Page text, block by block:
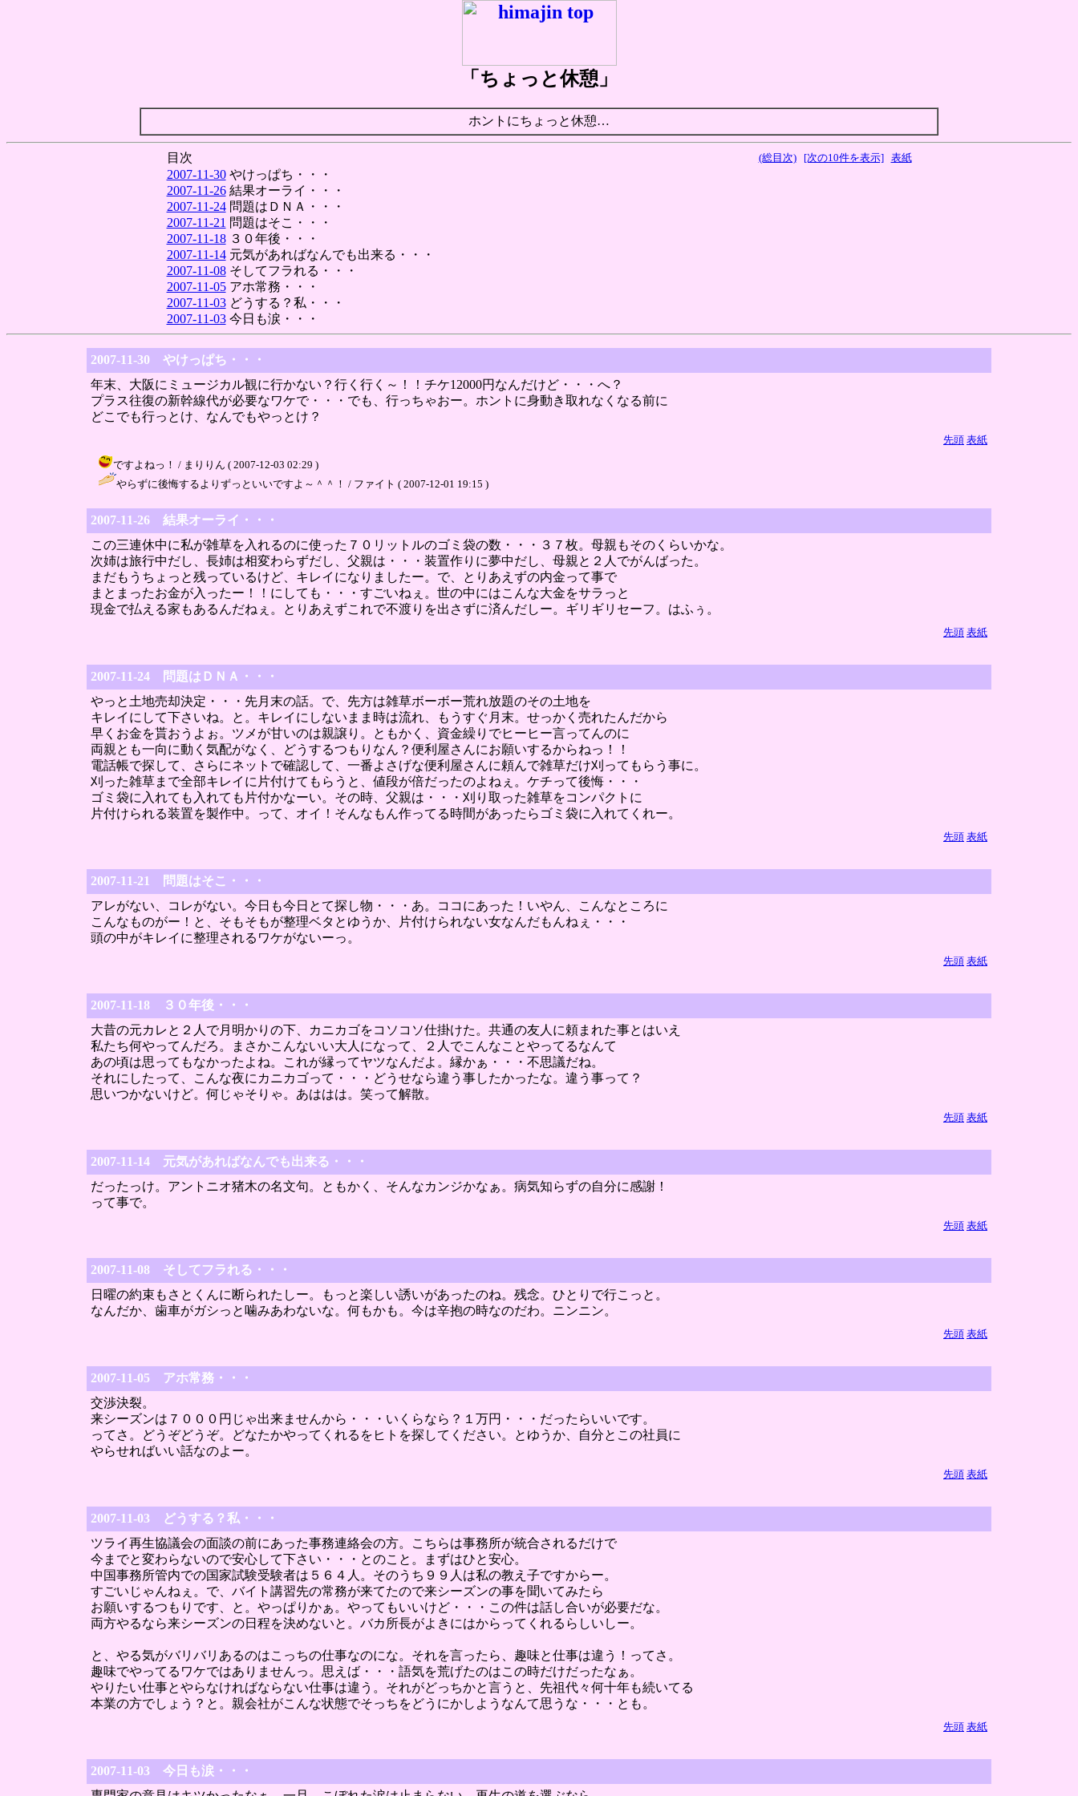
「ちょっと休憩」
ホントにちょっと休憩…
目次 (総目次) [次の10件を表示] 表紙
2007-11-30やけっぱち・・・
2007-11-26結果オーライ・・・
2007-11-24問題はＤＮＡ・・・
2007-11-21 問題はそこ・・・
2007-11-18３０年後・・・
2007-11-14元気があればなんでも出来る・・・
2007-11-08そしてフラれる・・・
2007-11-05アホ常務・・・
2007-11-03どうする？私・・・
2007-11-03今日も涙・・・
2007-11-30 やけっぱち・・・
年末、大阪にミュージカル観に行かない？行く行く～！！チケ12000円なんだけど・・・へ？
プラス往復の新幹線代が必要なワケで・・・でも、行っちゃおー。ホントに身動き取れなくなる前に
どこでも行っとけ、なんでもやっとけ？
先頭 表紙
ですよねっ！ / まりりん ( 2007-12-03 02:29 )
やらずに後悔するよりずっといいですよ～＾＾！ / ファイト ( 2007-12-01 19:15 )
2007-11-26 結果オーライ・・・
この三連休中に私が雑草を入れるのに使った７０リットルのゴミ袋の数・・・３７枚。母親もそのくらいかな。
次姉は旅行中だし、長姉は相変わらずだし、父親は・・・装置作りに夢中だし、母親と２人でがんばった。
まだもうちょっと残っているけど、キレイになりましたー。で、とりあえずの内金って事で
まとまったお金が入ったー！！にしても・・・すごいねぇ。世の中にはこんな大金をサラっと
現金で払える家もあるんだねぇ。とりあえずこれで不渡りを出さずに済んだしー。ギリギリセーフ。はふぅ。
先頭 表紙
2007-11-24 問題はＤＮＡ・・・
やっと土地売却決定・・・先月末の話。で、先方は雑草ボーボー荒れ放題のその土地を
キレイにして下さいね。と。キレイにしないまま時は流れ、もうすぐ月末。せっかく売れたんだから
早くお金を貰おうよぉ。ツメが甘いのは親譲り。ともかく、資金繰りでヒーヒー言ってんのに
両親とも一向に動く気配がなく、どうするつもりなん？便利屋さんにお願いするからねっ！！
電話帳で探して、さらにネットで確認して、一番よさげな便利屋さんに頼んで雑草だけ刈ってもらう事に。
刈った雑草まで全部キレイに片付けてもらうと、値段が倍だったのよねぇ。ケチって後悔・・・
ゴミ袋に入れても入れても片付かなーい。その時、父親は・・・刈り取った雑草をコンパクトに
片付けられる装置を製作中。って、オイ！そんなもん作ってる時間があったらゴミ袋に入れてくれー。
先頭 表紙
2007-11-21 問題はそこ・・・
アレがない、コレがない。今日も今日とて探し物・・・あ。ココにあった！いやん、こんなところに
こんなものがー！と、そもそもが整理ベタとゆうか、片付けられない女なんだもんねぇ・・・
頭の中がキレイに整理されるワケがないーっ。
先頭 表紙
2007-11-18 ３０年後・・・
大昔の元カレと２人で月明かりの下、カニカゴをコソコソ仕掛けた。共通の友人に頼まれた事とはいえ
私たち何やってんだろ。まさかこんないい大人になって、２人でこんなことやってるなんて
あの頃は思ってもなかったよね。これが縁ってヤツなんだよ。縁かぁ・・・不思議だね。
それにしたって、こんな夜にカニカゴって・・・どうせなら違う事したかったな。違う事って？
思いつかないけど。何じゃそりゃ。あははは。笑って解散。
先頭 表紙
2007-11-14 元気があればなんでも出来る・・・
だったっけ。アントニオ猪木の名文句。ともかく、そんなカンジかなぁ。病気知らずの自分に感謝！
って事で。
先頭 表紙
2007-11-08 そしてフラれる・・・
日曜の約束もさとくんに断られたしー。もっと楽しい誘いがあったのね。残念。ひとりで行こっと。
なんだか、歯車がガシっと噛みあわないな。何もかも。今は辛抱の時なのだわ。ニンニン。
先頭 表紙
2007-11-05 アホ常務・・・
交渉決裂。
来シーズンは７０００円じゃ出来ませんから・・・いくらなら？１万円・・・だったらいいです。
ってさ。どうぞどうぞ。どなたかやってくれるをヒトを探してください。とゆうか、自分とこの社員に
やらせればいい話なのよー。
先頭 表紙
2007-11-03 どうする？私・・・
ツライ再生協議会の面談の前にあった事務連絡会の方。こちらは事務所が統合されるだけで
今までと変わらないので安心して下さい・・・とのこと。まずはひと安心。
中国事務所管内での国家試験受験者は５６４人。そのうち９９人は私の教え子ですからー。
すごいじゃんねぇ。で、バイト講習先の常務が来てたので来シーズンの事を聞いてみたら
お願いするつもりです、と。やっぱりかぁ。やってもいいけど・・・この件は話し合いが必要だな。
両方やるなら来シーズンの日程を決めないと。バカ所長がよきにはからってくれるらしいしー。
と、やる気がバリバリあるのはこっちの仕事なのにな。それを言ったら、趣味と仕事は違う！ってさ。
趣味でやってるワケではありませんっ。思えば・・・語気を荒げたのはこの時だけだったなぁ。
やりたい仕事とやらなければならない仕事は違う。それがどっちかと言うと、先祖代々何十年も続いてる
本業の方でしょう？と。親会社がこんな状態でそっちをどうにかしようなんて思うな・・・とも。
先頭 表紙
2007-11-03 今日も涙・・・